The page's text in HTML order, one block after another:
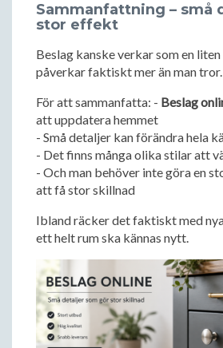
Sammanfattning – små
stor effekt
Beslag kanske verkar som en
påverkar faktiskt mer än man tror.
För att sammanfatta: - Beslag
att uppdatera hemmet
- Små detaljer kan förändra hela
- Det finns många olika stilar att
- Och man behöver inte göra en
att få stor skillnad
Ibland räcker det faktiskt med
ett helt rum ska kännas nytt.